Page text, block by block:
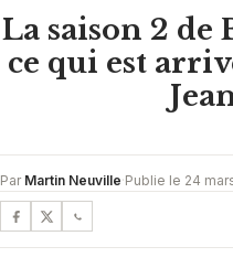
La saison 2
ce qui est
Par Martin Neuville·Publie le 24